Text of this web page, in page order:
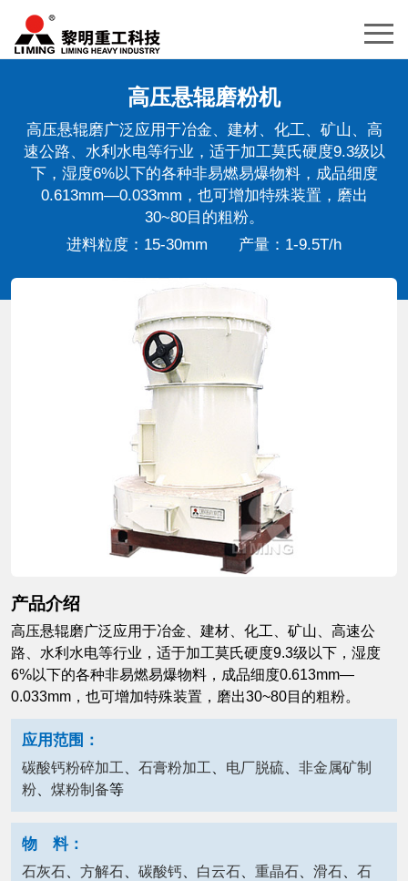
高压悬辊磨粉机
高压悬辊磨广泛应用于冶金、建材、化工、矿山、高
速公路、水利水电等行业，适于加工莫氏硬度9.3级以
下，湿度6%以下的各种非易燃易爆物料，成品细度
0.613mm—0.033mm，也可增加特殊装置，磨出
30~80目的粗粉。
进料粒度：15-30mm 产量：1-9.5T/h
产品介绍
高压悬辊磨广泛应用于冶金、建材、化工、矿山、高速公
路、水利水电等行业，适于加工莫氏硬度9.3级以下，湿度
6%以下的各种非易燃易爆物料，成品细度0.613mm—
0.033mm，也可增加特殊装置，磨出30~80目的粗粉。
应用范围：
碳酸钙粉碎加工、 石膏粉加工、 电厂脱硫、 非金属矿制
粉、 煤粉制备等
物 料：
石灰石、 方解石、 碳酸钙、 白云石、 重晶石、 滑石、 石